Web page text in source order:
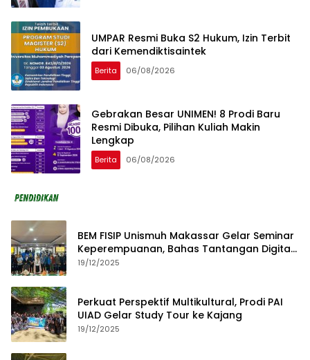
UMPAR Resmi Buka S2 Hukum, Izin Terbit
dari Kemendiktisaintek
Berita 06/08/2026
Gebrakan Besar UNIMEN! 8 Prodi Baru
Resmi Dibuka, Pilihan Kuliah Makin
Lengkap
Berita 06/08/2026
BEM FISIP Unismuh Makassar Gelar Seminar
Keperempuanan, Bahas Tantangan Digital
dan Budaya Lokal
19/12/2025
Perkuat Perspektif Multikultural, Prodi PAI
UIAD Gelar Study Tour ke Kajang
19/12/2025